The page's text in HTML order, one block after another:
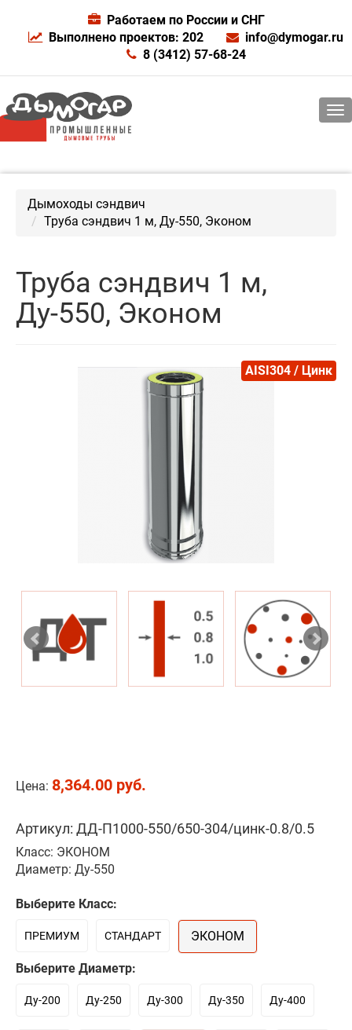
Работаем по России и СНГ
Выполнено проектов: 202
info@dymogar.ru
8 (3412) 57-68-24
Дымоходы сэндвич
Труба сэндвич 1 м, Ду-550, Эконом
Труба сэндвич 1 м,
Ду-550, Эконом
AISI304 / Цинк
Цена: 8,364.00 руб.
Артикул: ДД-П1000-550/650-304/цинк-0.8/0.5
Класс: ЭКОНОМ
Диаметр: Ду-550
Выберите Класс:
ПРЕМИУМ СТАНДАРТ ЭКОНОМ
Выберите Диаметр:
Ду-200 Ду-250 Ду-300 Ду-350 Ду-400